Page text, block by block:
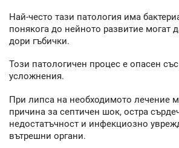
Най-често тази патология има
понякога до нейното развитие могат
дори гъбички.
Този патологичен процес е опасен
усложнения.
При липса на необходимото лечение
причина за септичен шок, остра
недостатъчност и инфекциозно
вътрешни органи.